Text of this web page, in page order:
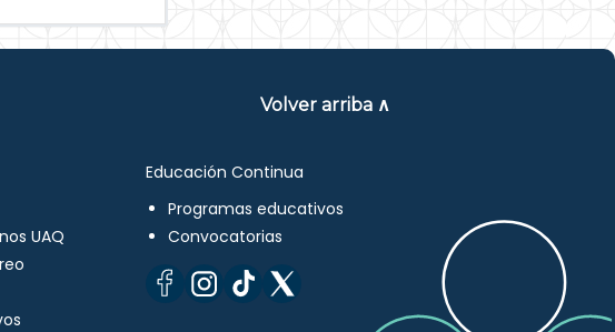
Volver arriba ∧
UAQ
Educación Continua
Programas educativos
Convocatorias